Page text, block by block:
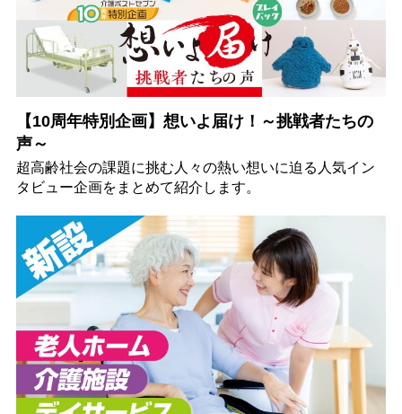
【10周年特別企画】想いよ届け！～挑戦者たちの
声～
超高齢社会の課題に挑む人々の熱い想いに迫る人気イン
タビュー企画をまとめて紹介します。